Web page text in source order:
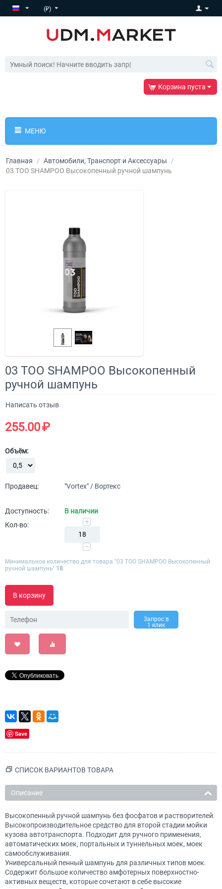
(₽)
Корзина пуста
МЕНЮ
Главная / Автомобили, Транспорт и Аксессуары
/
03 TOO SHAMPOO Высокопенный ручной шампунь
03 TOO SHAMPOO Высокопенный
ручной шампунь
Написать отзыв
255.00₽
Объём:
Продавец: "Vortex" / Вортекс
Доступность:
В наличии
Кол-во:
+
−
Минимальное количество для товара "03 TOO SHAMPOO Высокопенный
ручной шампунь" 18
В корзину
Запрос в
1 клик
Save
СПИСОК ВАРИАНТОВ ТОВАРА
Описание
Высокопенный ручной шампунь без фосфатов и растворителей.
Высокопроизводительное средство для второй стадии мойки
кузова автотранспорта. Подходит для ручного применения,
автоматических моек, портальных и туннельных моек, моек
самообслуживания.
Универсальный пенный шампунь для различных типов моек.
Содержит большое количество амфотерных поверхностно-
активных веществ, которые сочетают в себе высокие